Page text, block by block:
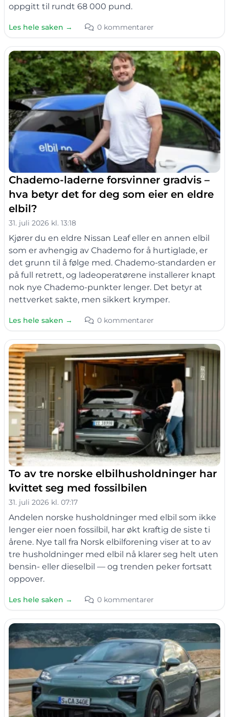
oppgitt til rundt 68 000 pund.
Les hele saken → 0 kommentarer
Chademo-laderne forsvinner gradvis –
hva betyr det for deg som eier en eldre
elbil?
31. juli 2026 kl. 13:18
Kjører du en eldre Nissan Leaf eller en annen elbil
som er avhengig av Chademo for å hurtiglade, er
det grunn til å følge med. Chademo-standarden er
på full retrett, og ladeoperatørene installerer knapt
nok nye Chademo-punkter lenger. Det betyr at
nettverket sakte, men sikkert krymper.
Les hele saken → 0 kommentarer
To av tre norske elbilhusholdninger har
kvittet seg med fossilbilen
31. juli 2026 kl. 07:17
Andelen norske husholdninger med elbil som ikke
lenger eier noen fossilbil, har økt kraftig de siste ti
årene. Nye tall fra Norsk elbilforening viser at to av
tre husholdninger med elbil nå klarer seg helt uten
bensin- eller dieselbil — og trenden peker fortsatt
oppover.
Les hele saken → 0 kommentarer